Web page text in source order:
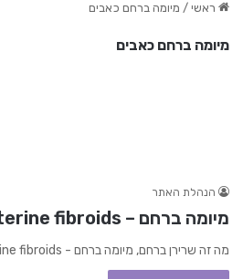
ראשי / מיומה ברחם כאבים
מיומה ברחם כאבים
הנהלת האתר
מיומה ברחם – Uterine fibroids
מה זה שרירן ברחם, מיומה ברחם - Uterine fibroids